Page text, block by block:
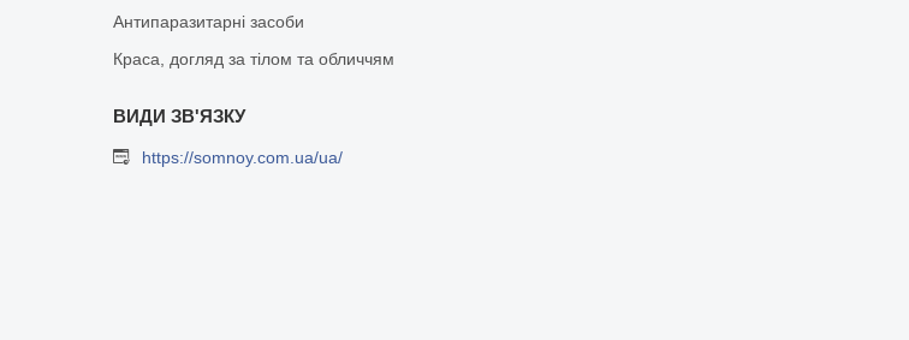
Антипаразитарні засоби
Краса, догляд за тілом та обличчям
https://somnoy.com.ua/ua/